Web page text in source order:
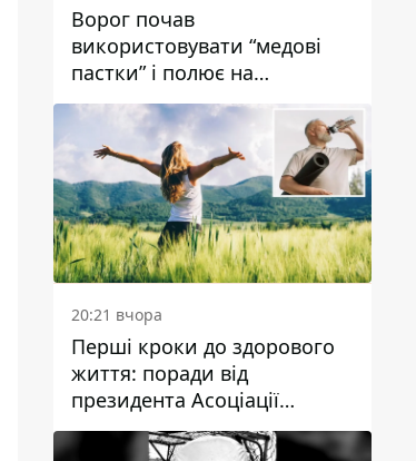
Ворог почав
використовувати “медові
пастки” і полює на
українських військових
20:21 вчора
Перші кроки до здорового
життя: поради від
президента Асоціації
дієтологів України